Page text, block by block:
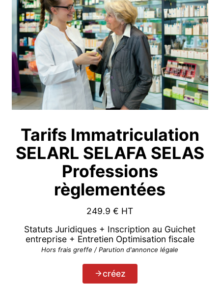
Tarifs Immatriculation
SELARL SELAFA SELAS
Professions
règlementées
249.9 € HT
Statuts Juridiques + Inscription au Guichet
entreprise + Entretien Optimisation fiscale
Hors frais greffe / Parution d'annonce légale
créez